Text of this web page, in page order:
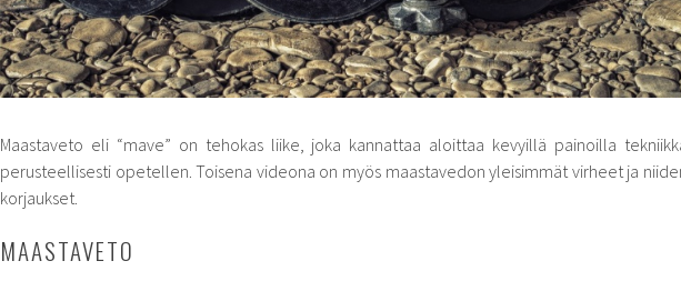
Maastaveto eli “mave” on tehokas liike, joka kannattaa aloittaa kevyillä painoilla
perusteellisesti opetellen. Toisena videona on myös maastavedon yleisimmät virheet ja
korjaukset.
MAASTAVETO